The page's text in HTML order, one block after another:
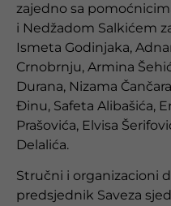
zajedno sa
i Nedžadom Salkićem
Ismeta Godinjaka,
Crnobrnju, Armina
Durana, Nizama
Đinu, Safeta Alibašića,
Prašovića, Elvisa
Delalića.
Stručni i organizacioni
predsjednik Saveza